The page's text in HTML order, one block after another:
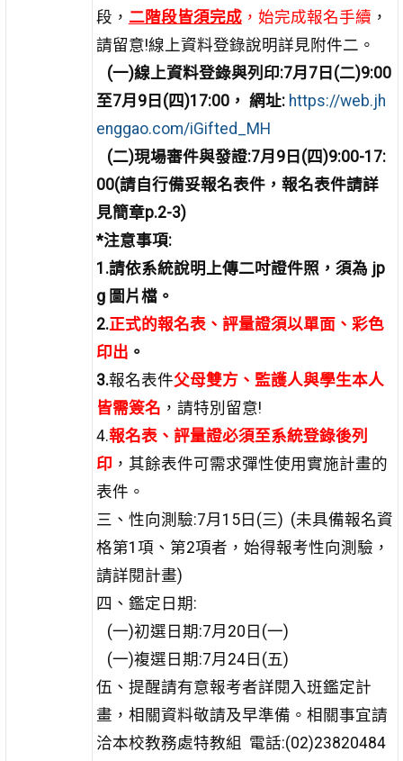
段， 二階段皆須完成，始完成報名手續 ，
請留意!線上資料登錄說明詳見附件二。
(一)線上資料登錄與列印:7月7日(二)9:00
至7月9日(四)17:00， 網址: https://web.jh
enggao.com/iGifted_MH
(二)現場審件與發證:7月9日(四)9:00-17:
00(請自行備妥報名表件，報名表件請詳
見簡章p.2-3)
*注意事項:
1.請依系統說明上傳二吋證件照，須為 jp
g 圖片檔。
2.正式的報名表、評量證須以單面、彩色
印出 。
3.報名表件父母雙方、監護人與學生本人
皆需簽名 ，請特別留意!
4.報名表、評量證必須至系統登錄後列
印 ，其餘表件可需求彈性使用實施計畫的
表件。
三、性向測驗:7月15日(三) (未具備報名資
格第1項、第2項者，始得報考性向測驗，
請詳閱計畫)
四、鑑定日期:
(一)初選日期:7月20日(一)
(一)複選日期:7月24日(五)
伍、提醒請有意報考者詳閱入班鑑定計
畫，相關資料敬請及早準備。相關事宜請
洽本校教務處特教組 電話:(02)23820484